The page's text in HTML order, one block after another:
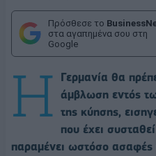
Πρόσθεσε το
στα αγαπημένα σου στη
Google
Η
Γερμανία θα
άμβλωση εντός
της κύησης,
που έχει
παραμένει ωστόσο ασαφές